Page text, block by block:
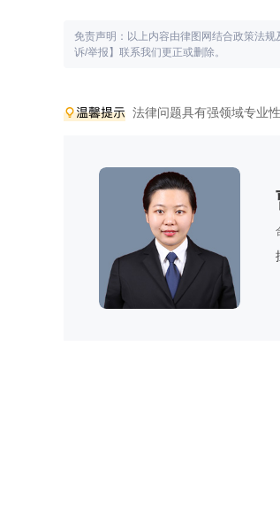
免责声明：以上内容由律图网结合政策法
诉/举报】联系我们更正或删除。
法律问题具有强领域专业